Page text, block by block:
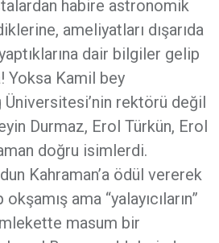
habire astronomik
ameliyatları dışarıda
dair bilgiler gelip
Yoksa Kamil bey
Üniversitesi’nin rektörü değil
Durmaz, Erol Türkün, Erol
doğru isimlerdi.
Kahraman’a ödül vererek
ama “yalayıcıların”
masum bir